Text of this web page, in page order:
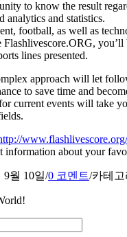
to know the result
analytics and statistics.
football, as well as
Flashlivescore.ORG,
lines presented.
approach will let
to save time and
current events will take
information about your
9월 10일/0 코멘트/카테고